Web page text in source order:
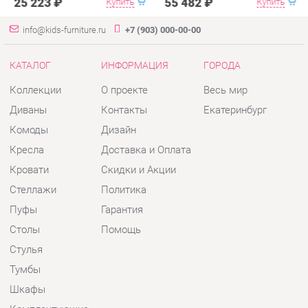
Кресла
Стеллажи
Пуфы
Столы
Стулья
Тумбы
Шкафы
Комплектующие
Доставка и Оплата
Политика
Гарантия
Помощь
Шоурум и склад самовывоза
Адрес: г. Екатеринбург, пер.